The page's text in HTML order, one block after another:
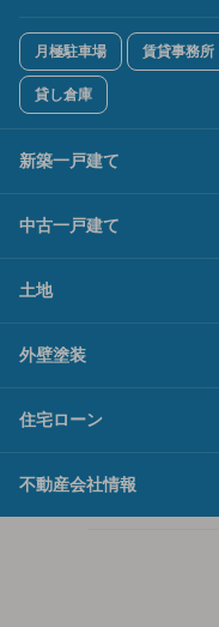
月極駐車場 賃貸事務所
貸し倉庫
新築一戸建て
中古一戸建て
土地
外壁塗装
住宅ローン
不動産会社情報